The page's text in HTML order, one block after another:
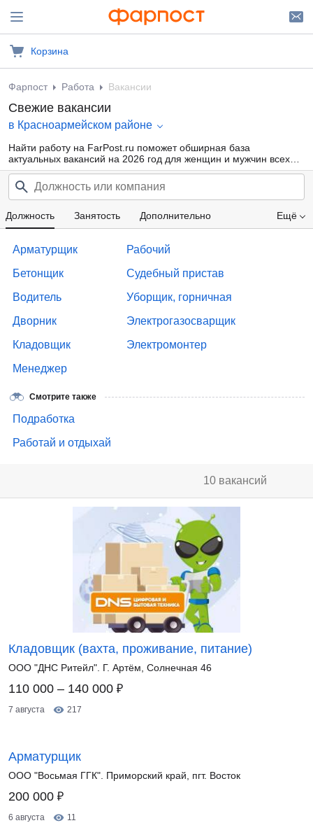
Корзина
Фарпост Работа Вакансии
Свежие вакансии
в Красноармейском районе
Найти работу на FarPost.ru поможет обширная база
актуальных вакансий на 2026 год для женщин и мужчин всех
возрастов от прямых работодателей и кадровых агентств.
Воспользуйтесь удобной фильтрацией по профессиональным
областям, должности, типу занятости и другим параметрам или
внутренним поиском по сайту — так намного проще найти то,
что подходит именно Вам.
Ещё
Должность Занятость Дополнительно
Зарплата
Арматурщик
Бетонщик
Водитель
Дворник
Кладовщик
Менеджер
Рабочий
Судебный пристав
Уборщик, горничная
Электрогазосварщик
Электромонтер
Смотрите также
Подработка
Работай и отдыхай
10 вакансий
Кладовщик (вахта, проживание, питание)
ООО "ДНС Ритейл". Г. Артём, Солнечная 46
110 000 – 140 000 ₽
7 августа 217
Арматурщик
ООО "Восьмая ГГК". Приморский край, пгт. Восток
200 000 ₽
6 августа 11